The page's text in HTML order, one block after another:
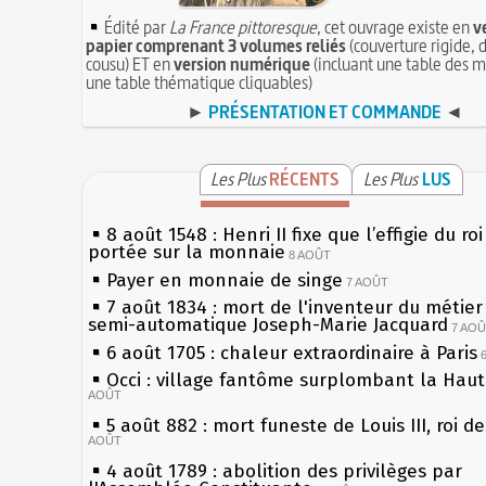
Édité parLa France pittoresque, cet ouvrage existe en
papier comprenant 3 volumes reliés(couverture rigide,
cousu) ET enversion numérique(incluant une table des
une table thématique cliquables)
► PRÉSENTATION ET COMMANDE ◄
Les PlusRÉCENTS Les Plus LUS
8 août 1548 : Henri II fixe que l’effigie du
portée sur la monnaie 8 AOÛT
Payer en monnaie de singe 7 AOÛT
7 août 1834 : mort de l'inventeur du
semi-automatique Joseph-Marie Jacquard 7
6 août 1705 : chaleur extraordinaire à Paris
Occi : village fantôme surplombant la
AOÛT
5 août 882 : mort funeste de Louis III, roi
AOÛT
4 août 1789 : abolition des privilèges par